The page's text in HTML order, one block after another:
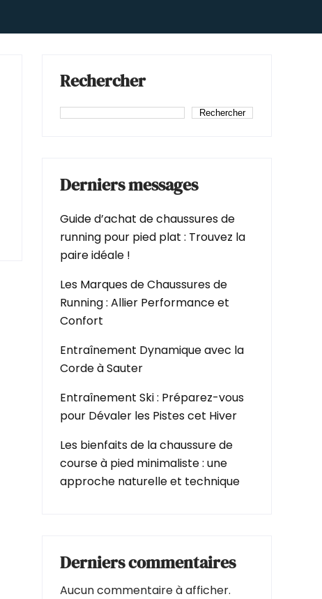
Rechercher
Rechercher
Derniers messages
Guide d’achat de chaussures de
running pour pied plat : Trouvez la
paire idéale !
Les Marques de Chaussures de
Running : Allier Performance et
Confort
Entraînement Dynamique avec la
Corde à Sauter
Entraînement Ski : Préparez-vous
pour Dévaler les Pistes cet Hiver
Les bienfaits de la chaussure de
course à pied minimaliste : une
approche naturelle et technique
Derniers commentaires
Aucun commentaire à afficher.